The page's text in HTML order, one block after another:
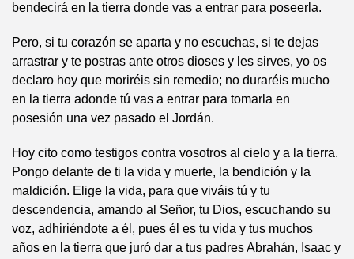
bendecirá en la tierra donde vas a entrar para poseerla.
Pero, si tu corazón se aparta y no escuchas, si te dejas
arrastrar y te postras ante otros dioses y les sirves, yo os
declaro hoy que moriréis sin remedio; no duraréis mucho
en la tierra adonde tú vas a entrar para tomarla en
posesión una vez pasado el Jordán.
Hoy cito como testigos contra vosotros al cielo y a la tierra.
Pongo delante de ti la vida y muerte, la bendición y la
maldición. Elige la vida, para que viváis tú y tu
descendencia, amando al Señor, tu Dios, escuchando su
voz, adhiriéndote a él, pues él es tu vida y tus muchos
años en la tierra que juró dar a tus padres Abrahán, Isaac y